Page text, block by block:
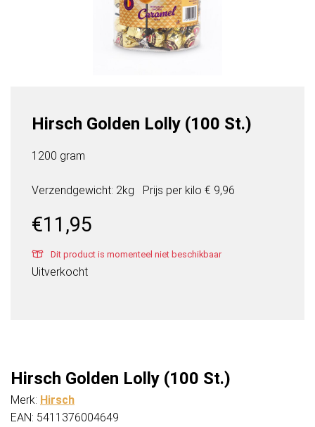
Hirsch Golden Lolly (100 St.)
1200 gram
Verzendgewicht: 2kg Prijs per kilo € 9,96
€11,95
Dit product is momenteel niet beschikbaar
Uitverkocht
Hirsch Golden Lolly (100 St.)
Merk: Hirsch
EAN: 5411376004649